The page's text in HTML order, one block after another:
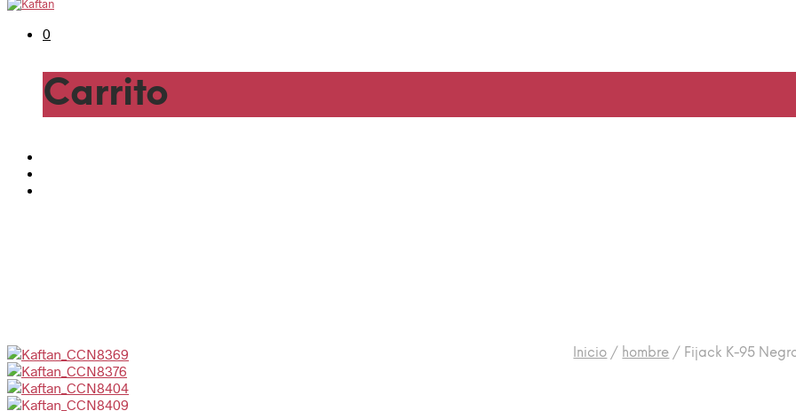
0
Carrito
Inicio / hombre / Fijack K-95